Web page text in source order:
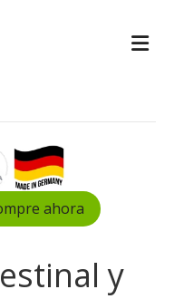
ahora
y